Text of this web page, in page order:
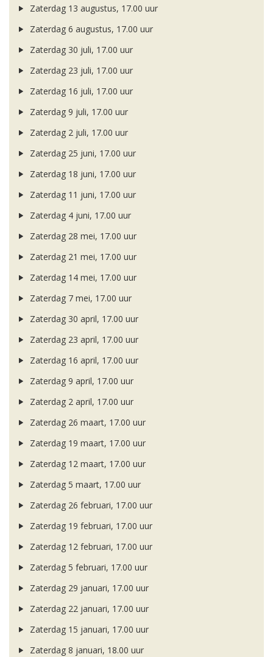
Zaterdag 13 augustus, 17.00 uur
Zaterdag 6 augustus, 17.00 uur
Zaterdag 30 juli, 17.00 uur
Zaterdag 23 juli, 17.00 uur
Zaterdag 16 juli, 17.00 uur
Zaterdag 9 juli, 17.00 uur
Zaterdag 2 juli, 17.00 uur
Zaterdag 25 juni, 17.00 uur
Zaterdag 18 juni, 17.00 uur
Zaterdag 11 juni, 17.00 uur
Zaterdag 4 juni, 17.00 uur
Zaterdag 28 mei, 17.00 uur
Zaterdag 21 mei, 17.00 uur
Zaterdag 14 mei, 17.00 uur
Zaterdag 7 mei, 17.00 uur
Zaterdag 30 april, 17.00 uur
Zaterdag 23 april, 17.00 uur
Zaterdag 16 april, 17.00 uur
Zaterdag 9 april, 17.00 uur
Zaterdag 2 april, 17.00 uur
Zaterdag 26 maart, 17.00 uur
Zaterdag 19 maart, 17.00 uur
Zaterdag 12 maart, 17.00 uur
Zaterdag 5 maart, 17.00 uur
Zaterdag 26 februari, 17.00 uur
Zaterdag 19 februari, 17.00 uur
Zaterdag 12 februari, 17.00 uur
Zaterdag 5 februari, 17.00 uur
Zaterdag 29 januari, 17.00 uur
Zaterdag 22 januari, 17.00 uur
Zaterdag 15 januari, 17.00 uur
Zaterdag 8 januari, 18.00 uur